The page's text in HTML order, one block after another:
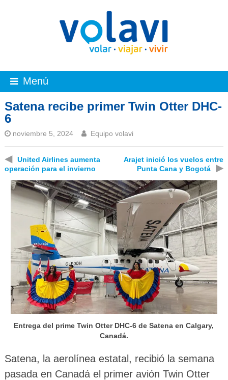
Menú
Satena recibe primer Twin Otter DHC-
6
noviembre 5, 2024 Equipo volavi
◀
United Airlines aumenta
operación para el invierno
Arajet inició los vuelos entre
Punta Cana y Bogotá
▶
Entrega del prime Twin Otter DHC-6 de Satena en Calgary,
Canadá.
Satena, la aerolínea estatal, recibió la semana
pasada en Canadá el primer avión Twin Otter